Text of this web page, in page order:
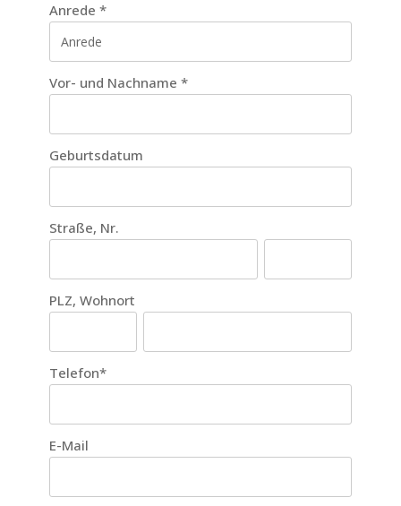
Anrede *
Vor- und Nachname *
Geburtsdatum
Straße, Nr.
PLZ, Wohnort
Telefon*
E-Mail